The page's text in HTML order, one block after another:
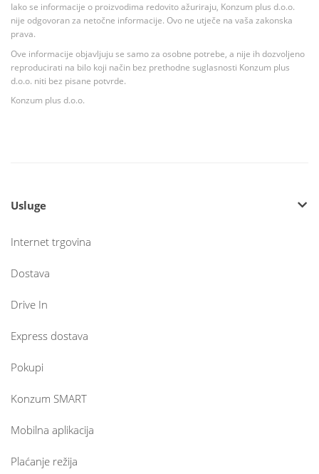
Iako se informacije o proizvodima redovito ažuriraju, Konzum plus d.o.o.
nije odgovoran za netočne informacije. Ovo ne utječe na vaša zakonska
prava.
Ove informacije objavljuju se samo za osobne potrebe, a nije ih dozvoljeno
reproducirati na bilo koji način bez prethodne suglasnosti Konzum plus
d.o.o. niti bez pisane potvrde.
Konzum plus d.o.o.
Usluge
Internet trgovina
Dostava
Drive In
Express dostava
Pokupi
Konzum SMART
Mobilna aplikacija
Plaćanje režija